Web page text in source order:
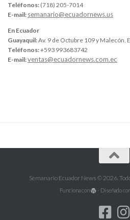
Teléfonos: (718) 205-7014
E-mail: semanario@ecuadornews.us
En Ecuador
Guayaquil:Av. 9 de Octubre 109 y Malecón,
Teléfonos:+593 993683742
E-mail:ventas@ecuadornews.com.ec
Semanario Ecuador News © 2026.
Funciona con - Diseñado